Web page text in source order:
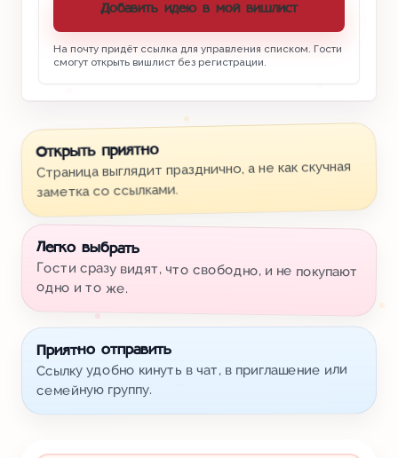
Добавить идею в мой вишлист
На почту придёт ссылка для управления списком. Гости
смогут открыть вишлист без регистрации.
Открыть приятно
Страница выглядит празднично, а не как скучная
заметка со ссылками.
Легко выбрать
Гости сразу видят, что свободно, и не покупают
одно и то же.
Приятно отправить
Ссылку удобно кинуть в чат, в приглашение или
семейную группу.